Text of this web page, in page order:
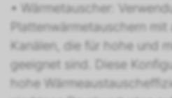
• Wärmetauscher:
Plattenwärmetauschern
Kanälen, die für hohe und
geeignet sind. Diese
hohe